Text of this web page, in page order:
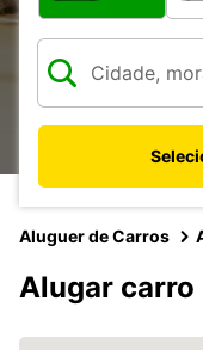
Aluguer de Carros
Alugar carro